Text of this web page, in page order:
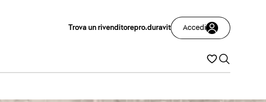
Trova un rivenditorepro.duravit Accedi